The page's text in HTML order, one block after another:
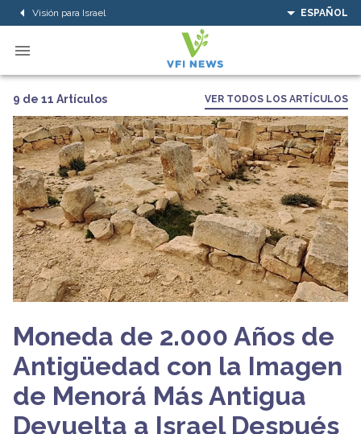
Visión para Israel ESPAÑOL
9 de 11 Artículos VER TODOS LOS ARTÍCULOS
Moneda de 2.000 Años de
Antigüedad con la Imagen
de Menorá Más Antigua
Devuelta a Israel Después